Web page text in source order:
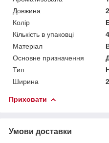
Довжина
Колір
Кількість в упаковці
Матеріал
Основне призначення
Тип
Ширина
Приховати
Умови доставки